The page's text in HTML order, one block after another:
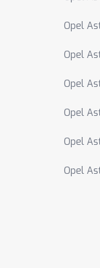
Opel
Opel
Opel
Opel
Opel
Opel